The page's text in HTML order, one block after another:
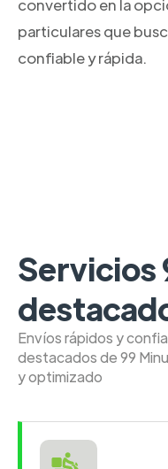
convertido en la
particulares que
confiable y rápida.
Servicios
Envíos rápidos y
destacados de 99
y optimizado